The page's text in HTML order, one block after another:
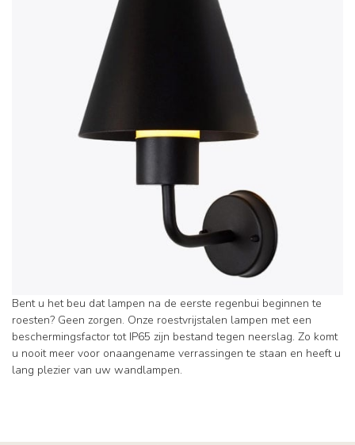
Bent u het beu dat lampen na de eerste regenbui beginnen te
roesten? Geen zorgen. Onze roestvrijstalen lampen met een
beschermingsfactor tot IP65 zijn bestand tegen neerslag. Zo komt
u nooit meer voor onaangename verrassingen te staan ​​en heeft u
lang plezier van uw wandlampen.